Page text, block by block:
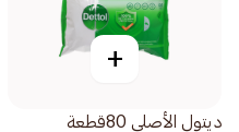
+
ديتول الأصلي 80قطعة